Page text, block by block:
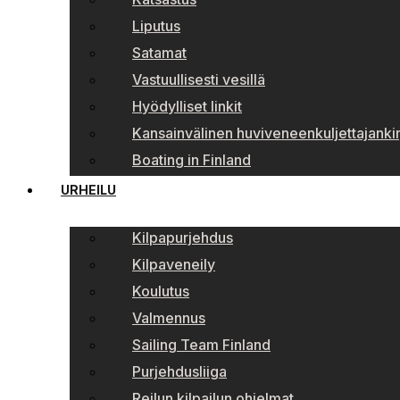
Liputus
Satamat
Vastuullisesti vesillä
Hyödylliset linkit
Kansainvälinen
Boating in Finland
URHEILU
Kilpapurjehdus
Kilpaveneily
Koulutus
Valmennus
Sailing Team Finland
Purjehdusliiga